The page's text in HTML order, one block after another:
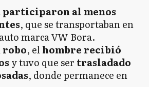
participaron al menos
, que se transportaban en
marca VW Bora.
robo, elhombre recibió
y tuvo que ser trasladado
, donde permanece en